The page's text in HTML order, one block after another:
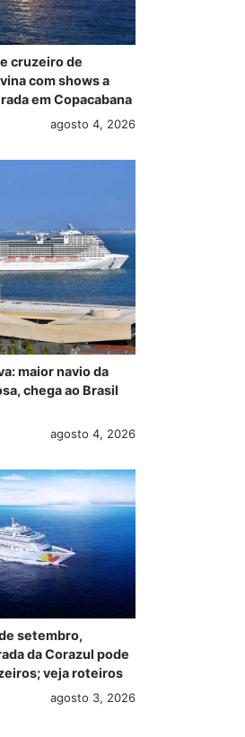
cruzeiro de
com shows a
em Copacabana
agosto 4, 2026
maior navio da
chega ao Brasil
agosto 4, 2026
setembro,
da Corazul pode
veja roteiros
agosto 3, 2026